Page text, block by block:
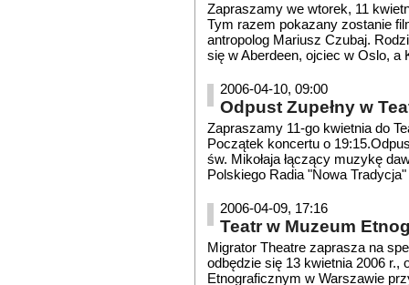
Zapraszamy we wtorek, 11
Tym razem pokazany zostanie
antropolog Mariusz Czubaj.
się w Aberdeen, ojciec w Oslo, a
2006-04-10, 09:00
Odpust Zupełny w
Zapraszamy 11-go kwietnia do
Początek koncertu o
św. Mikołaja łączący muzykę
Polskiego Radia "Nowa
2006-04-09, 17:16
Teatr w Muzeum
Migrator Theatre zaprasza na
odbędzie się 13 kwietnia 2006
Etnograficznym w Warszawie